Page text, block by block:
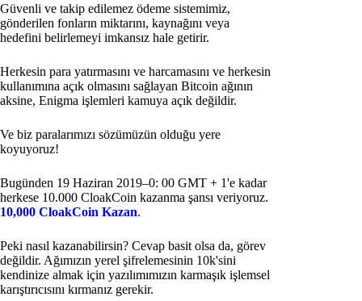
Güvenli ve takip edilemez ödeme sistemimiz,
gönderilen fonların miktarını, kaynağını veya
hedefini belirlemeyi imkansız hale getirir.
Herkesin para yatırmasını ve harcamasını ve herkesin
kullanımına açık olmasını sağlayan Bitcoin ağının
aksine, Enigma işlemleri kamuya açık değildir.
Ve biz paralarımızı sözümüzün olduğu yere
koyuyoruz!
Bugünden 19 Haziran 2019–0: 00 GMT + 1'e kadar
herkese 10.000 CloakCoin kazanma şansı veriyoruz.
10,000 CloakCoin Kazan.
Peki nasıl kazanabilirsin? Cevap basit olsa da, görev
değildir. Ağımızın yerel şifrelemesinin 10k'sini
kendinize almak için yazılımımızın karmaşık işlemsel
karıştırıcısını kırmanız gerekir.